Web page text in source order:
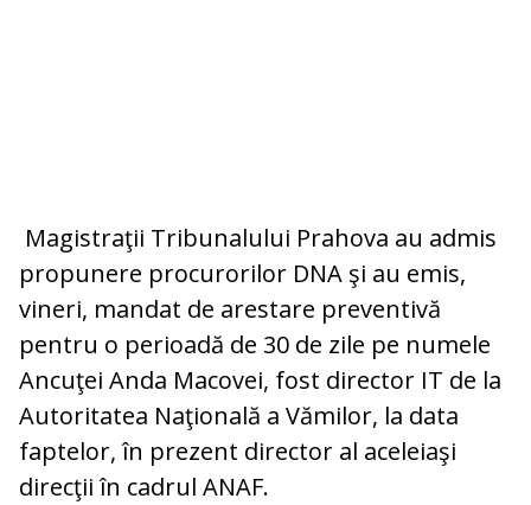
Magistraţii Tribunalului Prahova au admis
propunere procurorilor DNA şi au emis,
vineri, mandat de arestare preventivă
pentru o perioadă de 30 de zile pe numele
Ancuţei Anda Macovei, fost director IT de la
Autoritatea Naţională a Vămilor, la data
faptelor, în prezent director al aceleiaşi
direcţii în cadrul ANAF.